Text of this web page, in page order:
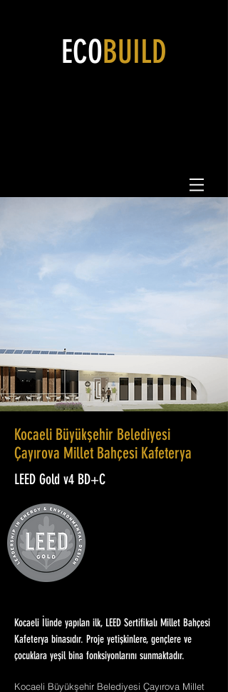
ECOBUILD
Kocaeli Büyükşehir Belediyesi
Çayırova Millet Bahçesi Kafeterya
LEED Gold v4 BD+C
Kocaeli İlinde yapılan ilk, LEED Sertifikalı Millet Bahçesi
Kafeterya binasıdır. Proje yetişkinlere, gençlere ve
çocuklara yeşil bina fonksiyonlarını sunmaktadır.
Kocaeli Büyükşehir Belediyesi Çayırova Millet